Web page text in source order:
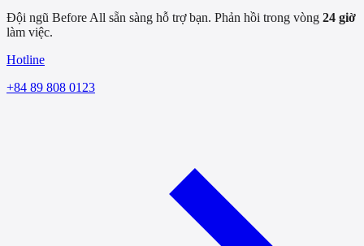
Đội ngũ Before All sẵn sàng hỗ trợ bạn. Phản hồi trong vòng 24 giờ
làm việc.
Hotline
+84 89 808 0123